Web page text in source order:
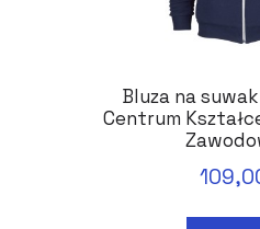
Bluza na
Centrum